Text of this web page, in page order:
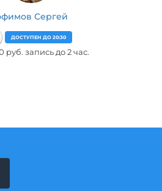
Сергей
ДОСТУПЕН ДО 20:30
руб. запись до 2 час.